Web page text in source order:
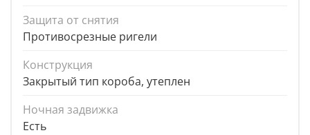
Защита от снятия
Противосрезные ригели
Конструкция
Закрытый тип короба, утеплен
Ночная задвижка
Есть